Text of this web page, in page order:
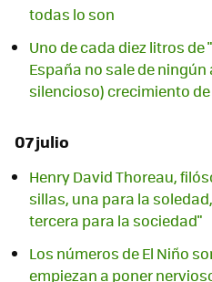
todas lo son
Uno de cada diez litros de
España no sale de
silencioso) crecimiento
07 julio
Henry David Thoreau,
sillas, una para la
tercera para la sociedad"
Los números de El Niño
empiezan a poner